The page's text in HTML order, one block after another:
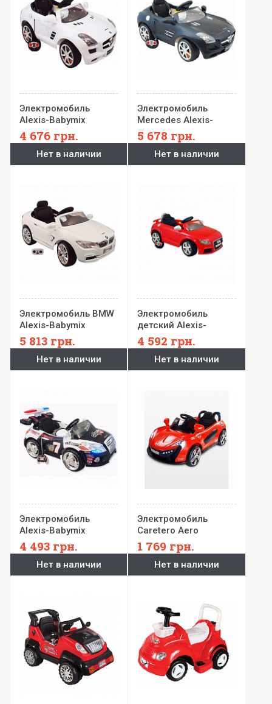
Электромобиль
Alexis-Babymix
Mercedes
4 676 грн.
Нет в наличии
Электромобиль
Mercedes Alexis-
Babymix
5 678 грн.
Нет в наличии
Электромобиль BMW
Alexis-Babymix
5 813 грн.
Нет в наличии
Электромобиль
детский Alexis-
Babymix
4 592 грн.
Нет в наличии
Электромобиль
Alexis-Babymix
4 493 грн.
Нет в наличии
Электромобиль
Caretero Aero
1 769 грн.
Нет в наличии